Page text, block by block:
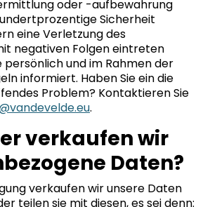
oder -aufbewahrung
Sicherheit
eine Verletzung des
negativen Folgen eintreten
persönlich und im Rahmen der
informiert. Haben Sie ein die
Problem? Kontaktieren Sie
.
verkaufen wir
Daten?
verkaufen wir unsere Daten
teilen sie mit diesen, es sei denn: